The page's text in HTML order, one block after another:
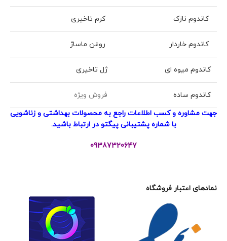
کاندوم نازک کرم تاخیری
کاندوم خاردار روغن ماساژ
کاندوم میوه ای ژل تاخیری
کاندوم ساده
فروش ویژه
جهت مشاوره و کسب اطلاعات راجع به محصولات بهداشتی و زناشویی
با شماره پشتیبانی پیگتو در ارتباط باشید.
09387320647
نمادهای اعتبار فروشگاه